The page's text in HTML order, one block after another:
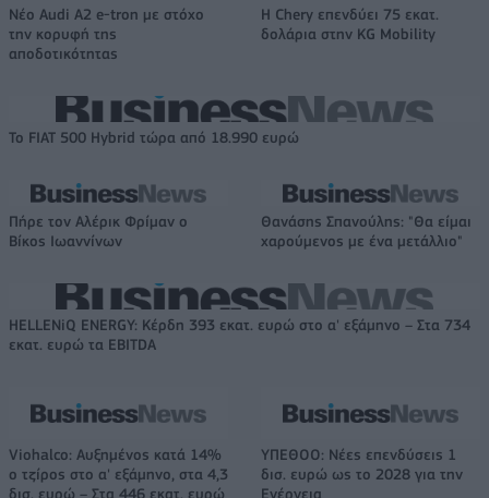
Νέο Audi A2 e-tron με στόχο
την κορυφή της
αποδοτικότητας
Η Chery επενδύει 75 εκατ.
δολάρια στην KG Mobility
Το FIAT 500 Hybrid τώρα από 18.990 ευρώ
Πήρε τον Αλέρικ Φρίμαν ο
Βίκος Ιωαννίνων
Θανάσης Σπανούλης: "Θα είμαι
χαρούμενος με ένα μετάλλιο"
HELLENiQ ENERGY: Κέρδη 393 εκατ. ευρώ στο α' εξάμηνο – Στα 734
εκατ. ευρώ τα EBITDA
Viohalco: Αυξημένος κατά 14%
ο τζίρος στο α' εξάμηνο, στα 4,3
δισ. ευρώ – Στα 446 εκατ. ευρώ
ΥΠΕΘΟΟ: Νέες επενδύσεις 1
δισ. ευρώ ως το 2028 για την
Ενέργεια